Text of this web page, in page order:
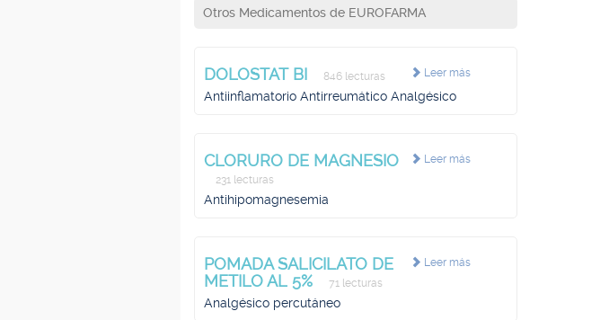
Otros Medicamentos de EUROFARMA
Leer más
DOLOSTAT BI 846 lecturas
Antiinflamatorio Antirreumático Analgésico
Leer más
CLORURO DE MAGNESIO
231 lecturas
Antihipomagnesemia
Leer más
POMADA SALICILATO DE
METILO AL 5%
71 lecturas
Analgésico percutáneo